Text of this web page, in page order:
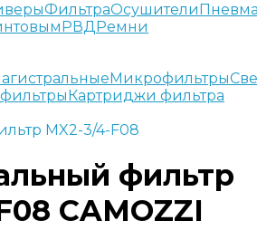
ФильтраОсушители
РВДРемни
Микрофильтры
Картриджи фильтра
MX2-3/4-F08
фильтр
CAMOZZI